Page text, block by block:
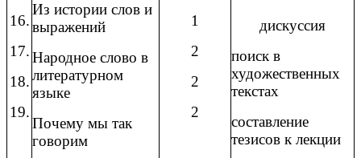
16.
17.
18.
19.
Из истории слов и
выражений
Народное слово в
литературном
языке
Почему мы так
говорим
1
2
2
2
дискуссия
поиск в
художественных
текстах
составление
тезисов к лекции